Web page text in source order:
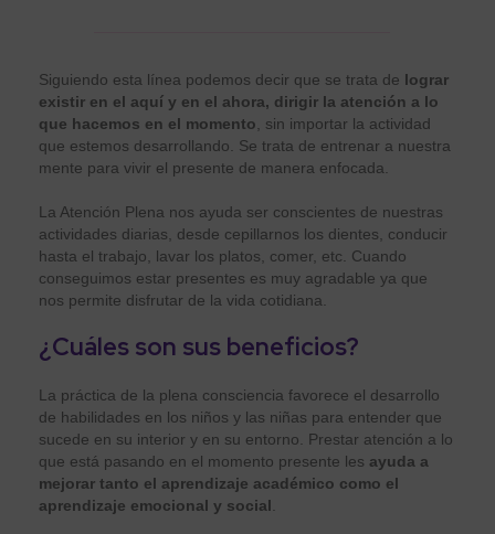
Siguiendo esta línea podemos decir que se trata de lograr
existir en el aquí y en el ahora, dirigir la atención a lo
que hacemos en el momento , sin importar la actividad
que estemos desarrollando. Se trata de entrenar a nuestra
mente para vivir el presente de manera enfocada.
La Atención Plena nos ayuda ser conscientes de nuestras
actividades diarias, desde cepillarnos los dientes, conducir
hasta el trabajo, lavar los platos, comer, etc. Cuando
conseguimos estar presentes es muy agradable ya que
nos permite disfrutar de la vida cotidiana.
¿Cuáles son sus beneficios?
La práctica de la plena consciencia favorece el desarrollo
de habilidades en los niños y las niñas para entender que
sucede en su interior y en su entorno. Prestar atención a lo
que está pasando en el momento presente les ayuda a
mejorar tanto el aprendizaje académico como el
aprendizaje emocional y social